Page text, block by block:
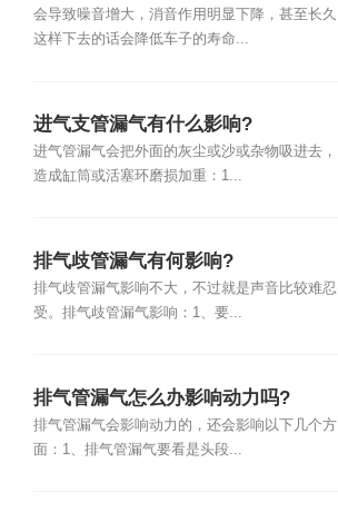
会导致噪音增大，消音作用明显下降，甚至长久
这样下去的话会降低车子的寿命...
进气支管漏气有什么影响?
进气管漏气会把外面的灰尘或沙或杂物吸进去，
造成缸筒或活塞环磨损加重：1...
排气歧管漏气有何影响?
排气歧管漏气影响不大，不过就是声音比较难忍
受。排气歧管漏气影响：1、要...
排气管漏气怎么办影响动力吗?
排气管漏气会影响动力的，还会影响以下几个方
面：1、排气管漏气要看是头段...